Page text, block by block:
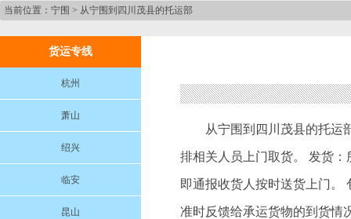
当前位置： 宁围 > 从宁围到四川茂县的托运部
货运专线
杭州
萧山
绍兴
临安
昆山
从宁围到四川茂县的托运
排相关人员上门取货。 发货
即通报收货人按时送货上门。
准时反馈给承运货物的到货情